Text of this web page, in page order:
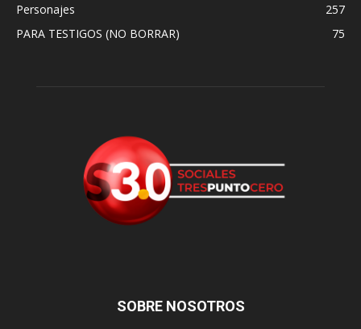
Personajes
257
PARA TESTIGOS (NO BORRAR)
75
SOBRE NOSOTROS